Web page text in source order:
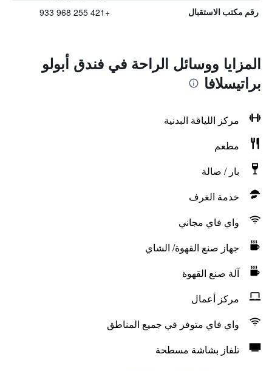
رقم مكتب الاستقبال +421 255 968 933
المزايا ووسائل الراحة في فندق أبولو
براتيسلافا
مركز اللياقة البدنية
مطعم
بار / صالة
خدمة الغرف
واي فاي مجاني
جهاز صنع القهوة/ الشاي
آلة صنع القهوة
مركز أعمال
واي فاي متوفر في جميع المناطق
تلفاز بشاشة مسطحة